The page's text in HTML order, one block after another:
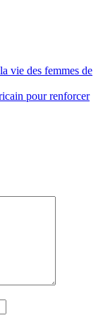
vie des femmes de
pour renforcer